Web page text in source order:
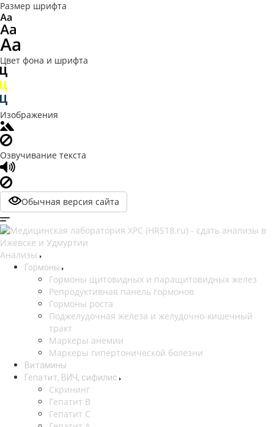
Размер шрифта
Цвет фона и шрифта
Изображения
Озвучивание текста
Обычная версия сайта
Анализы
Гормоны
Гормоны щитовидных и паращитовидных желез
Репродуктивная панель гормонов
Гормоны роста
Поджелудочная железа и желудочно-кишечный
тракт
Маркеры анемии
Маркеры гипертонической болезни
Витамины
Гепатит, ВИЧ, сифилис
Скрининг
Гепатит В
Гепатит С